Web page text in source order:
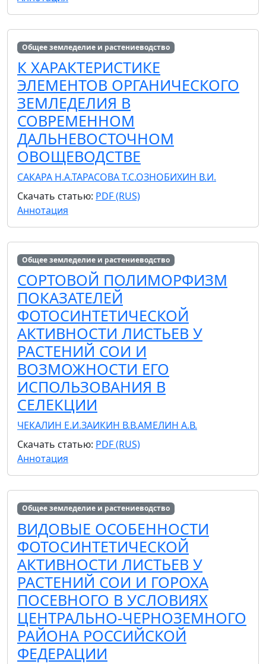
Общее земледелие и растениеводство
К ХАРАКТЕРИСТИКЕ
ЭЛЕМЕНТОВ ОРГАНИЧЕСКОГО
ЗЕМЛЕДЕЛИЯ В
СОВРЕМЕННОМ
ДАЛЬНЕВОСТОЧНОМ
ОВОЩЕВОДСТВЕ
САКАРА Н.А.ТАРАСОВА Т.С.ОЗНОБИХИН В.И.
Скачать статью: PDF (RUS)
Аннотация
Общее земледелие и растениеводство
СОРТОВОЙ ПОЛИМОРФИЗМ
ПОКАЗАТЕЛЕЙ
ФОТОСИНТЕТИЧЕСКОЙ
АКТИВНОСТИ ЛИСТЬЕВ У
РАСТЕНИЙ СОИ И
ВОЗМОЖНОСТИ ЕГО
ИСПОЛЬЗОВАНИЯ В
СЕЛЕКЦИИ
ЧЕКАЛИН Е.И.ЗАИКИН В.В.АМЕЛИН А.В.
Скачать статью: PDF (RUS)
Аннотация
Общее земледелие и растениеводство
ВИДОВЫЕ ОСОБЕННОСТИ
ФОТОСИНТЕТИЧЕСКОЙ
АКТИВНОСТИ ЛИСТЬЕВ У
РАСТЕНИЙ СОИ И ГОРОХА
ПОСЕВНОГО В УСЛОВИЯХ
ЦЕНТРАЛЬНО-ЧЕРНОЗЕМНОГО
РАЙОНА РОССИЙСКОЙ
ФЕДЕРАЦИИ